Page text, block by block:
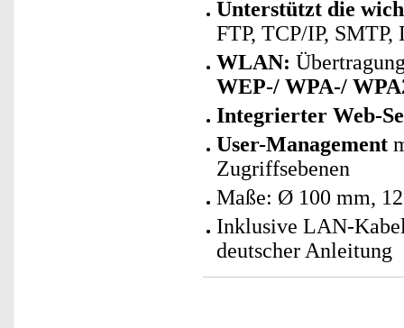
Unterstützt die
FTP, TCP/IP, SMTP,
WLAN:
WEP-/ WPA-/
Integrierter Web-
User-Management
Zugriffsebenen
Maße: Ø 100 mm,
Inklusive LAN-
deutscher Anleitung